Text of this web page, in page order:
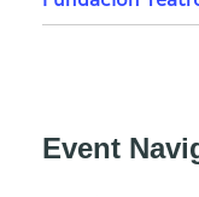
Event